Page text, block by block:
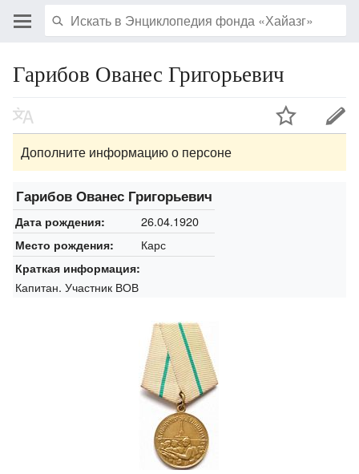
Гарибов Ованес Григорьевич
Дополните информацию о персоне
Гарибов Ованес Григорьевич
Дата рождения: 26.04.1920
Место рождения: Карс
Краткая информация:
Капитан. Участник ВОВ